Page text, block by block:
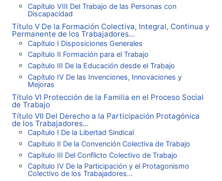
Capítulo VIII Del Trabajo de las Personas con
Discapacidad
Título V De la Formación Colectiva, Integral, Continua y
Permanente de los Trabajadores...
Capítulo I Disposiciones Generales
Capítulo II Formación para el Trabajo
Capítulo III De la Educación desde el Trabajo
Capítulo IV De las Invenciones, Innovaciones y
Mejoras
Título VI Protección de la Familia en el Proceso Social
de Trabajo
Título VII Del Derecho a la Participación Protagónica
de los Trabajadores...
Capítulo I De la Libertad Sindical
Capítulo II De la Convención Colectiva de Trabajo
Capítulo III Del Conflicto Colectivo de Trabajo
Capítulo IV De la Participación y el Protagonismo
Colectivo de los Trabajadores...